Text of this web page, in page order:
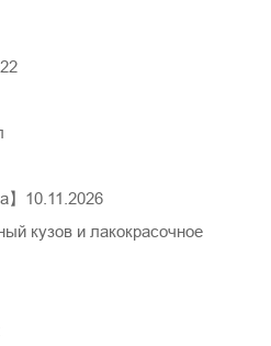
】10.11.2026
кузов и лакокрасочное